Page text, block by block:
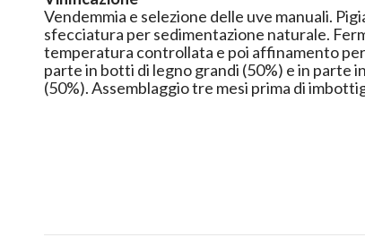
Vendemmia e selezione delle uve manuali.
sfecciatura per sedimentazione naturale.
temperatura controllata e poi affinamento
parte in botti di legno grandi (50%) e in parte
(50%). Assemblaggio tre mesi prima di